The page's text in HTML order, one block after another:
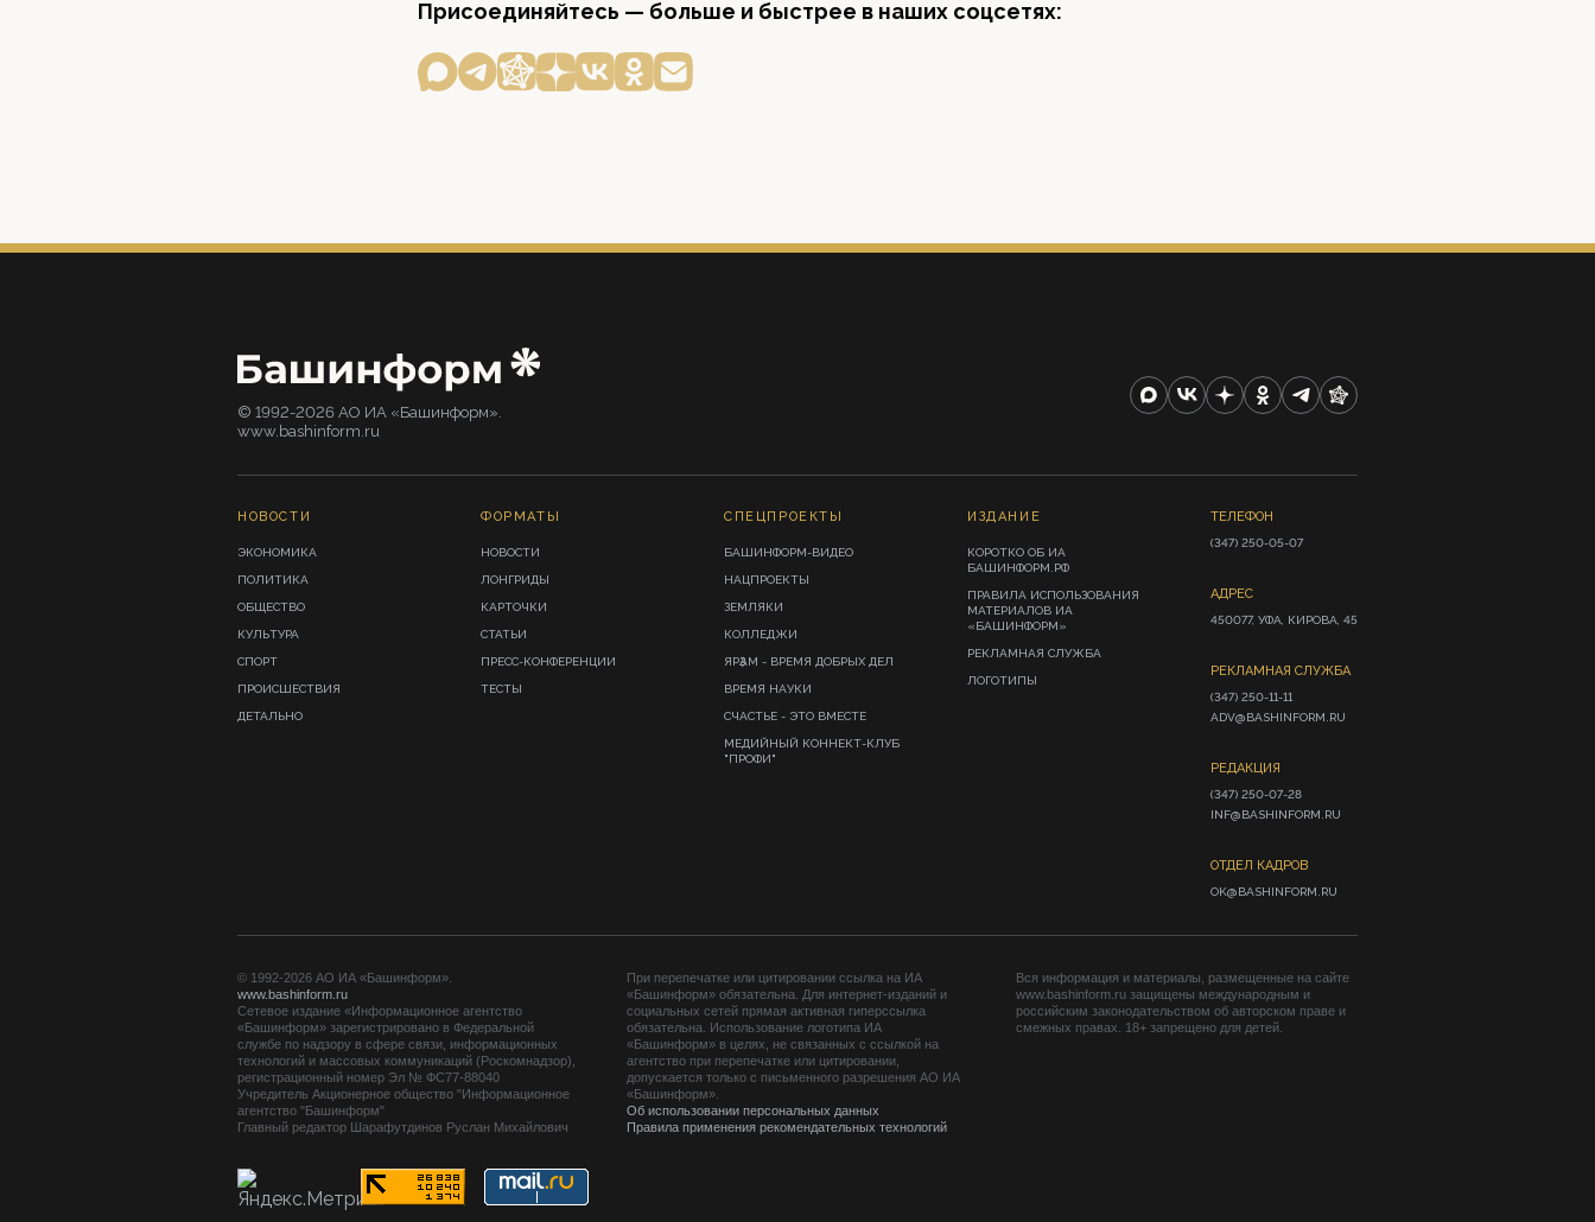
Присоединяйтесь — больше и быстрее в наших соцсетях:
© 1992-2026 АО ИА «Башинформ».
www.bashinform.ru
НОВОСТИ
ЭКОНОМИКА
ПОЛИТИКА
ОБЩЕСТВО
КУЛЬТУРА
СПОРТ
ПРОИСШЕСТВИЯ
ДЕТАЛЬНО
ФОРМАТЫ
НОВОСТИ
ЛОНГРИДЫ
КАРТОЧКИ
СТАТЬИ
ПРЕСС-КОНФЕРЕНЦИИ
ТЕСТЫ
СПЕЦПРОЕКТЫ
БАШИНФОРМ-ВИДЕО
НАЦПРОЕКТЫ
ЗЕМЛЯКИ
КОЛЛЕДЖИ
ЯРҘАМ - ВРЕМЯ ДОБРЫХ ДЕЛ
ВРЕМЯ НАУКИ
СЧАСТЬЕ - ЭТО ВМЕСТЕ
МЕДИЙНЫЙ КОННЕКТ-КЛУБ
"ПРОФИ"
ИЗДАНИЕ
КОРОТКО ОБ ИА
БАШИНФОРМ.РФ
ПРАВИЛА ИСПОЛЬЗОВАНИЯ
МАТЕРИАЛОВ ИА
«БАШИНФОРМ»
РЕКЛАМНАЯ СЛУЖБА
ЛОГОТИПЫ
ТЕЛЕФОН
(347) 250-05-07
АДРЕС
450077, УФА, КИРОВА, 45
РЕКЛАМНАЯ СЛУЖБА
(347) 250-11-11
ADV@BASHINFORM.RU
РЕДАКЦИЯ
(347) 250-07-28
INF@BASHINFORM.RU
ОТДЕЛ КАДРОВ
OK@BASHINFORM.RU
© 1992-2026 АО ИА «Башинформ».
www.bashinform.ru
Сетевое издание «Информационное агентство
«Башинформ» зарегистрировано в Федеральной
службе по надзору в сфере связи, информационных
технологий и массовых коммуникаций (Роскомнадзор),
регистрационный номер Эл № ФС77-88040
Учредитель Акционерное общество "Информационное
агентство "Башинформ"
Главный редактор Шарафутдинов Руслан Михайлович
При перепечатке или цитировании ссылка на ИА
«Башинформ» обязательна. Для интернет-изданий и
социальных сетей прямая активная гиперссылка
обязательна. Использование логотипа ИА
«Башинформ» в целях, не связанных с ссылкой на
агентство при перепечатке или цитировании,
допускается только с письменного разрешения АО ИА
«Башинформ».
Об использовании персональных данных
Правила применения рекомендательных технологий
Вся информация и материалы, размещенные на сайте
www.bashinform.ru защищены международным и
российским законодательством об авторском праве и
смежных правах. 18+ запрещено для детей.